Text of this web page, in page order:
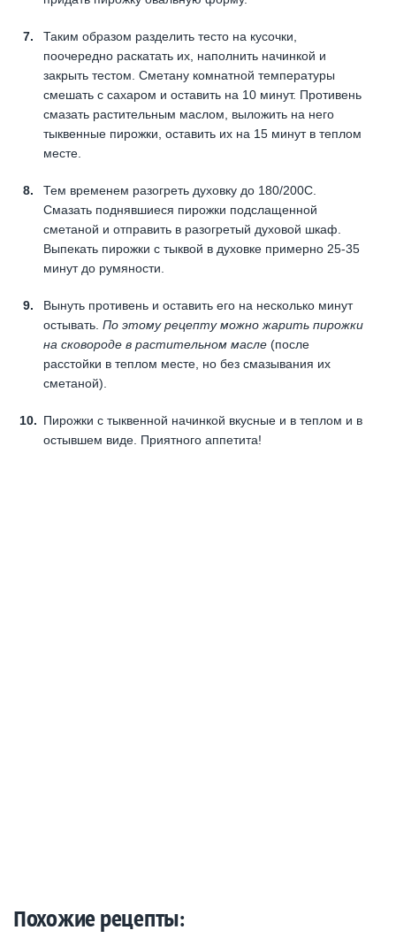
Таким образом разделить тесто на кусочки,
поочередно раскатать их, наполнить начинкой и
закрыть тестом. Сметану комнатной температуры
смешать с сахаром и оставить на 10 минут. Противень
смазать растительным маслом, выложить на него
тыквенные пирожки, оставить их на 15 минут в теплом
месте.
Тем временем разогреть духовку до 180/200С.
Смазать поднявшиеся пирожки подслащенной
сметаной и отправить в разогретый духовой шкаф.
Выпекать пирожки с тыквой в духовке примерно 25-35
минут до румяности.
Вынуть противень и оставить его на несколько минут
остывать. По этому рецепту можно жарить пирожки
на сковороде в растительном масле (после
расстойки в теплом месте, но без смазывания их
сметаной).
Пирожки с тыквенной начинкой вкусные и в теплом и в
остывшем виде. Приятного аппетита!
Похожие рецепты: